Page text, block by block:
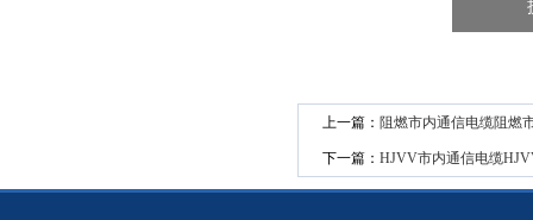
上一篇： 阻燃市内通信电缆阻燃
下一篇： HJVV市内通信电缆